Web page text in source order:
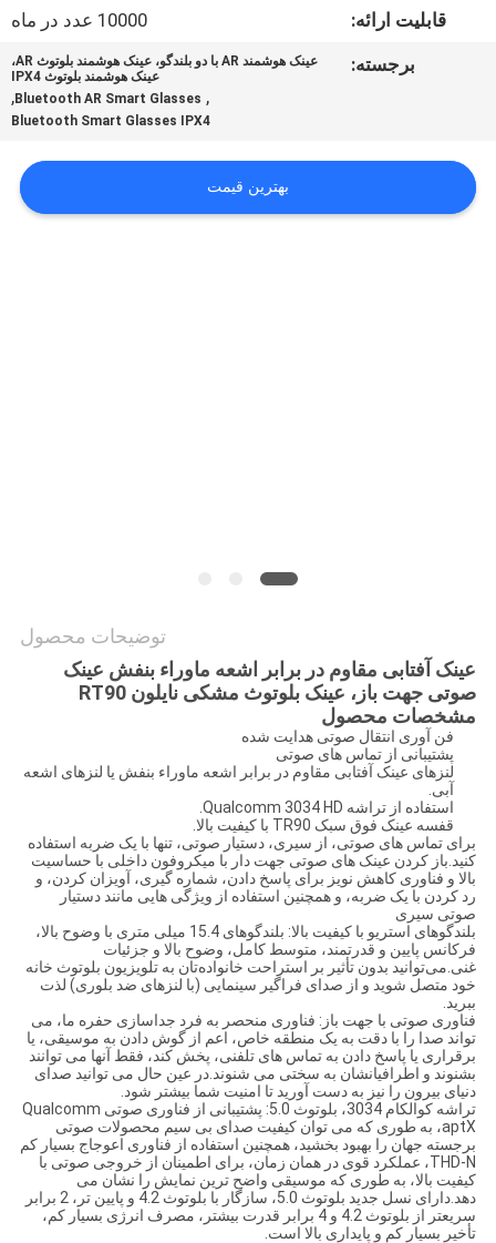
درخواست
نقل قول
ONLINE
قابلیت ارائه:
10000 عدد در ماه
برجسته:
عینک هوشمند AR با دو بلندگو، عینک هوشمند بلوتوث AR،
عینک هوشمند بلوتوث IPX4
,
Bluetooth AR Smart Glasses
,
Bluetooth Smart Glasses IPX4
بهترین قیمت
توضیحات محصول
عینک آفتابی مقاوم در برابر اشعه ماوراء بنفش عینک
صوتی جهت باز، عینک بلوتوث مشکی نایلون RT90
مشخصات محصول
فن آوری انتقال صوتی هدایت شده
پشتیبانی از تماس های صوتی
لنزهای عینک آفتابی مقاوم در برابر اشعه ماوراء بنفش یا لنزهای اشعه
آبی.
استفاده از تراشه Qualcomm 3034 HD.
قفسه عینک فوق سبک TR90 با کیفیت بالا.
برای تماس های صوتی، از سیری، دستیار صوتی، تنها با یک ضربه استفاده
کنید.باز کردن عینک های صوتی جهت دار با میکروفون داخلی با حساسیت
بالا و فناوری کاهش نویز برای پاسخ دادن، شماره گیری، آویزان کردن، و
رد کردن با یک ضربه، و همچنین استفاده از ویژگی هایی مانند دستیار
صوتی سیری
بلندگوهای استریو با کیفیت بالا: بلندگوهای 15.4 میلی متری با وضوح بالا،
فرکانس پایین و قدرتمند، متوسط ​​کامل، وضوح بالا و جزئیات
غنی.می‌توانید بدون تأثیر بر استراحت خانواده‌تان به تلویزیون بلوتوث خانه
خود متصل شوید و از صدای فراگیر سینمایی (با لنزهای ضد بلوری) لذت
ببرید.
فناوری صوتی با جهت باز: فناوری منحصر به فرد جداسازی حفره ما، می
تواند صدا را با دقت به یک منطقه خاص، اعم از گوش دادن به موسیقی، یا
برقراری یا پاسخ دادن به تماس های تلفنی، پخش کند، فقط آنها می توانند
بشنوند و اطرافیانشان به سختی می شنوند.در عین حال می توانید صدای
دنیای بیرون را نیز به دست آورید تا امنیت شما بیشتر شود.
تراشه کوالکام 3034، بلوتوث 5.0: پشتیبانی از فناوری صوتی Qualcomm
aptX، به طوری که می توان کیفیت صدای بی سیم محصولات صوتی
برجسته جهان را بهبود بخشید، همچنین استفاده از فناوری اعوجاج بسیار کم
THD-N، عملکرد قوی در همان زمان، برای اطمینان از خروجی صوتی با
کیفیت بالا، به طوری که موسیقی واضح ترین نمایش را نشان می
دهد.دارای نسل جدید بلوتوث 5.0، سازگار با بلوتوث 4.2 و پایین تر، 2 برابر
سریعتر از بلوتوث 4.2 و 4 برابر قدرت بیشتر، مصرف انرژی بسیار کم،
تأخیر بسیار کم و پایداری بالا است.